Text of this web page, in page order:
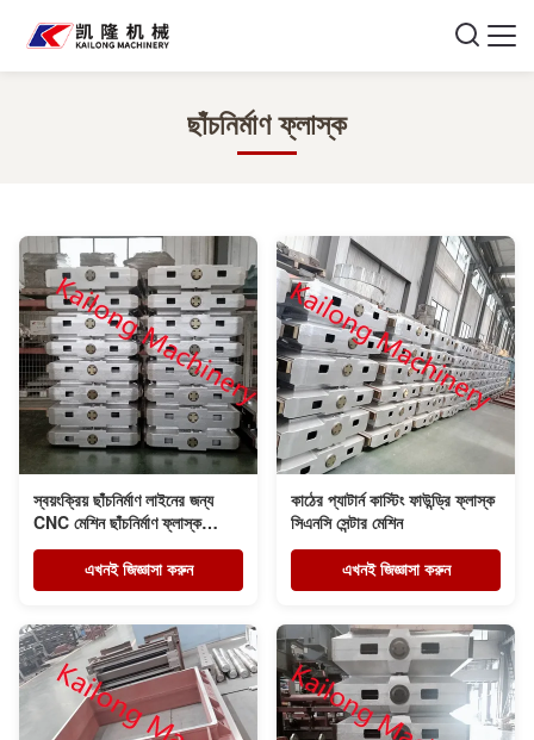
ছাঁচনির্মাণ ফ্লাস্ক
স্বয়ংক্রিয় ছাঁচনির্মাণ লাইনের জন্য
CNC মেশিন ছাঁচনির্মাণ ফ্লাস্ক
সমাবেশ
এখনই জিজ্ঞাসা করুন
কাঠের প্যাটার্ন কাস্টিং ফাউন্ড্রি ফ্লাস্ক
সিএনসি সেন্টার মেশিন
এখনই জিজ্ঞাসা করুন